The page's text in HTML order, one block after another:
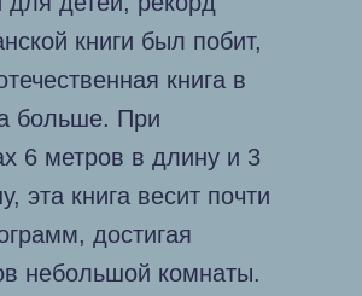
книги был побит,
книга в
больше. При
6 метров в длину и 3
эта книга весит почти
достигая
небольшой комнаты.